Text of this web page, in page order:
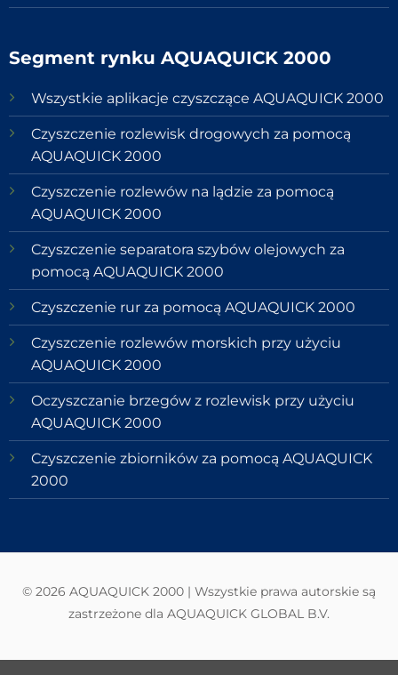
Segment rynku AQUAQUICK 2000
Wszystkie aplikacje czyszczące AQUAQUICK 2000
Czyszczenie rozlewisk drogowych za pomocą
AQUAQUICK 2000
Czyszczenie rozlewów na lądzie za pomocą
AQUAQUICK 2000
Czyszczenie separatora szybów olejowych za
pomocą AQUAQUICK 2000
Czyszczenie rur za pomocą AQUAQUICK 2000
Czyszczenie rozlewów morskich przy użyciu
AQUAQUICK 2000
Oczyszczanie brzegów z rozlewisk przy użyciu
AQUAQUICK 2000
Czyszczenie zbiorników za pomocą AQUAQUICK
2000
© 2026 AQUAQUICK 2000 | Wszystkie prawa autorskie są
zastrzeżone dla AQUAQUICK GLOBAL B.V.